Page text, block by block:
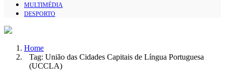
MULTIMÉDIA
DESPORTO
Home
Tag: União das Cidades Capitais de Língua Portuguesa
(UCCLA)